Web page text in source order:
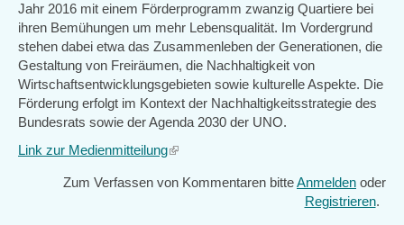
Jahr 2016 mit einem Förderprogramm zwanzig Quartiere bei
ihren Bemühungen um mehr Lebensqualität. Im Vordergrund
stehen dabei etwa das Zusammenleben der Generationen, die
Gestaltung von Freiräumen, die Nachhaltigkeit von
Wirtschaftsentwicklungsgebieten sowie kulturelle Aspekte. Die
Förderung erfolgt im Kontext der Nachhaltigkeitsstrategie des
Bundesrats sowie der Agenda 2030 der UNO.
Link zur Medienmitteilung(link
external)
Zum Verfassen von Kommentaren bitteAnmelden oder
Registrieren.